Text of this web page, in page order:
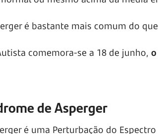
é bastante mais comum do
comemora-se a 18 de junho,
de Asperger
é uma Perturbação do